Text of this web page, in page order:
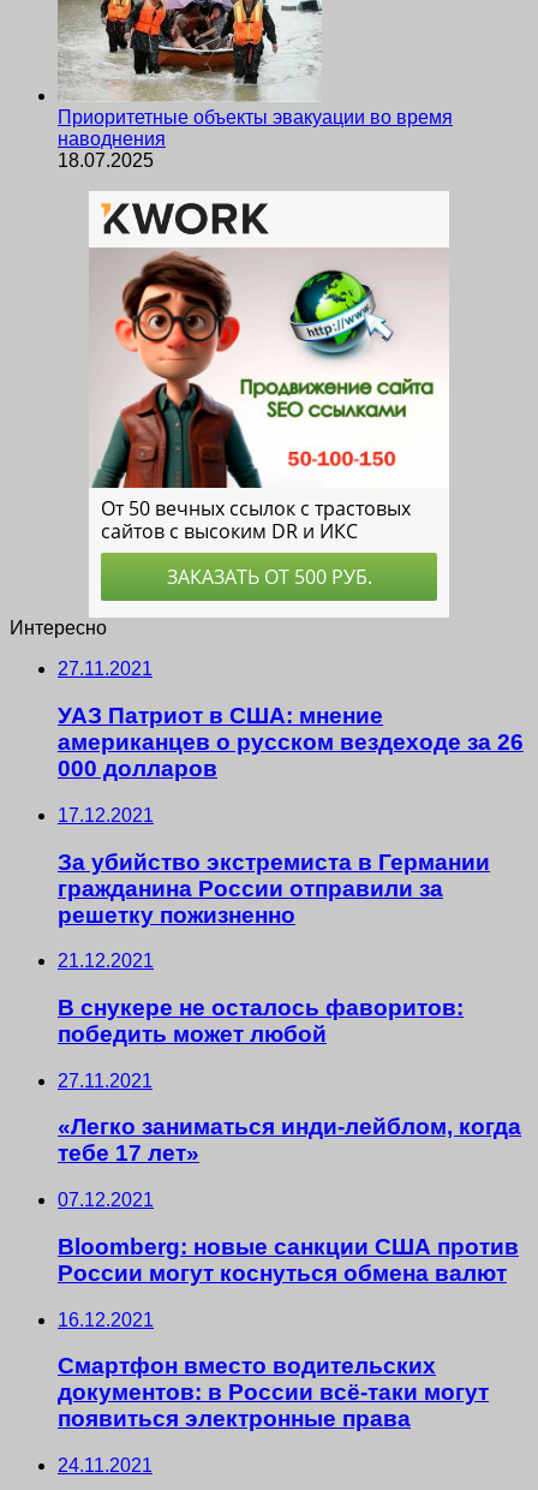
Приоритетные объекты эвакуации во время
наводнения
18.07.2025
Интересно
27.11.2021
УАЗ Патриот в США: мнение
американцев о русском вездеходе за 26
000 долларов
17.12.2021
За убийство экстремиста в Германии
гражданина России отправили за
решетку пожизненно
21.12.2021
В снукере не осталось фаворитов:
победить может любой
27.11.2021
«Легко заниматься инди-лейблом, когда
тебе 17 лет»
07.12.2021
Bloomberg: новые санкции США против
России могут коснуться обмена валют
16.12.2021
Смартфон вместо водительских
документов: в России всё-таки могут
появиться электронные права
24.11.2021